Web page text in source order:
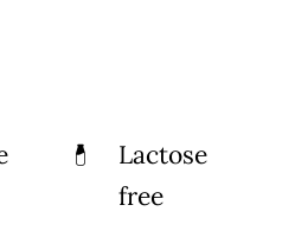
Lactose
free